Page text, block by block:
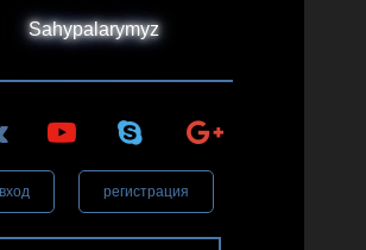
Sahypalarymyz
вход регистрация